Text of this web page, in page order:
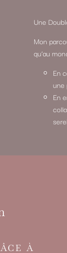
Une
Mon
qu’au
En
une
En
À